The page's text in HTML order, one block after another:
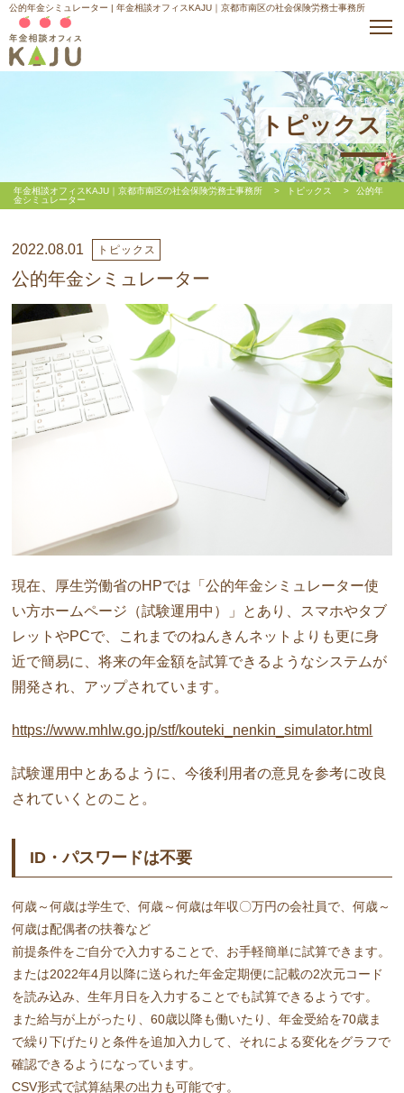
公的年金シミュレーター | 年金相談オフィスKAJU｜京都市南区の社会保険労務士事務所
トピックス
年金相談オフィスKAJU｜京都市南区の社会保険労務士事務所 > トピックス >
公的年
金シミュレーター
2022.08.01 トピックス
公的年金シミュレーター
現在、厚生労働省のHPでは「公的年金シミュレーター使
い方ホームページ（試験運用中）」とあり、スマホやタブ
レットやPCで、これまでのねんきんネットよりも更に身
近で簡易に、将来の年金額を試算できるようなシステムが
開発され、アップされています。
https://www.mhlw.go.jp/stf/kouteki_nenkin_simulator.html
試験運用中とあるように、今後利用者の意見を参考に改良
されていくとのこと。
ID・パスワードは不要
何歳～何歳は学生で、何歳～何歳は年収〇万円の会社員で、何歳～
何歳は配偶者の扶養など
前提条件をご自分で入力することで、お手軽簡単に試算できます。
または2022年4月以降に送られた年金定期便に記載の2次元コード
を読み込み、生年月日を入力することでも試算できるようです。
また給与が上がったり、60歳以降も働いたり、年金受給を70歳ま
で繰り下げたりと条件を追加入力して、それによる変化をグラフで
確認できるようになっています。
CSV形式で試算結果の出力も可能です。